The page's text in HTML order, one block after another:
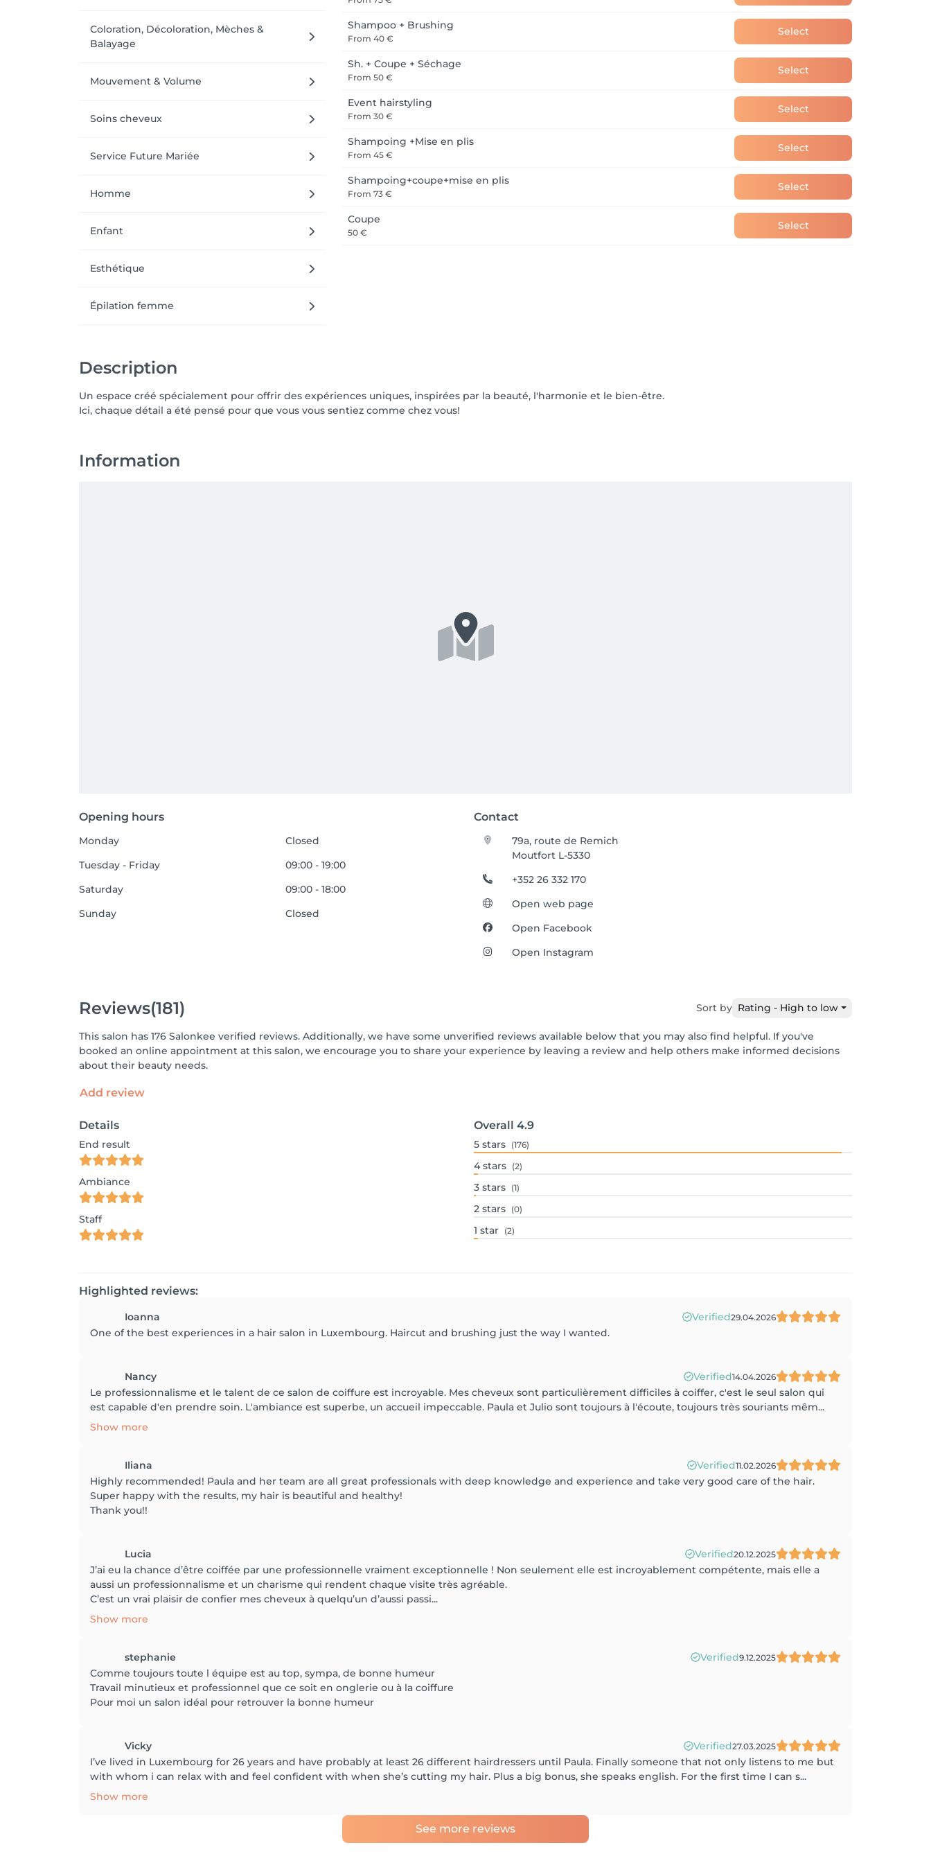
Coloration, Décoloration, Mèches &
Balayage
Mouvement & Volume
Soins cheveux
Service Future Mariée
Homme
Enfant
Esthétique
Épilation femme
Shampoo + Brushing
From 40 €
Select
Sh. + Coupe + Séchage
From 50 €
Select
Event hairstyling
From 30 €
Select
Shampoing +Mise en plis
From 45 €
Select
Shampoing+coupe+mise en plis
From 73 €
Select
Coupe
50 €
Select
Description
Un espace créé spécialement pour offrir des expériences uniques, inspirées par la beauté, l'harmonie et le bien-être.
Ici, chaque détail a été pensé pour que vous vous sentiez comme chez vous!
Information
Opening hours Contact
Monday
Closed
Tuesday - Friday
09:00 - 19:00
Saturday
09:00 - 18:00
Sunday
Closed
79a, route de Remich
Moutfort L-5330
+352 26 332 170
Open web page
Open Facebook
Open Instagram
Reviews(181) Sort by Rating - High to low
This salon has 176 Salonkee verified reviews. Additionally, we have some unverified reviews available below that you may also find helpful. If you've
booked an online appointment at this salon, we encourage you to share your experience by leaving a review and help others make informed decisions
about their beauty needs.
Add review
Details
End result
Ambiance
Staff
Overall 4.9
5 stars (176)
4 stars (2)
3 stars (1)
2 stars (0)
1 star (2)
Highlighted reviews:
Ioanna Verified29.04.2026
One of the best experiences in a hair salon in Luxembourg. Haircut and brushing just the way I wanted.
Nancy Verified14.04.2026
Le professionnalisme et le talent de ce salon de coiffure est incroyable. Mes cheveux sont particulièrement difficiles à coiffer, c'est le seul salon qui
est capable d'en prendre soin. L'ambiance est superbe, un accueil impeccable. Paula et Julio sont toujours à l'écoute, toujours très souriants mêm...
Show more
Iliana Verified11.02.2026
Highly recommended! Paula and her team are all great professionals with deep knowledge and experience and take very good care of the hair.
Super happy with the results, my hair is beautiful and healthy!
Thank you!!
Lucia Verified20.12.2025
J’ai eu la chance d’être coiffée par une professionnelle vraiment exceptionnelle ! Non seulement elle est incroyablement compétente, mais elle a
aussi un professionnalisme et un charisme qui rendent chaque visite très agréable.
C’est un vrai plaisir de confier mes cheveux à quelqu’un d’aussi passi...
Show more
stephanie Verified9.12.2025
Comme toujours toute l équipe est au top, sympa, de bonne humeur
Travail minutieux et professionnel que ce soit en onglerie ou à la coiffure
Pour moi un salon idéal pour retrouver la bonne humeur
Vicky Verified27.03.2025
I’ve lived in Luxembourg for 26 years and have probably at least 26 different hairdressers until Paula. Finally someone that not only listens to me but
with whom i can relax with and feel confident with when she’s cutting my hair. Plus a big bonus, she speaks english. For the first time I can s...
Show more
See more reviews